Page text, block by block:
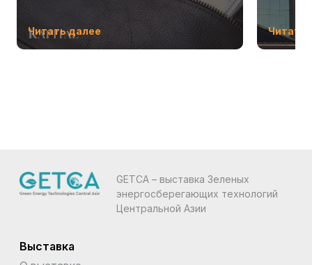
Читать далее Читать
GETCA – выставка Зеленых
энергосберегающих технологий
Центральной Азии
Выставка